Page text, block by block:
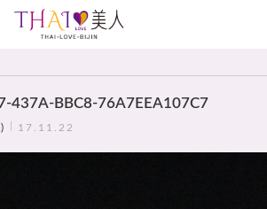
437A-BBC8-76A7EEA107C7
17.11.22